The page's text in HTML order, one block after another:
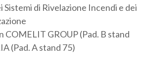
di Rivelazione Incendi e dei
COMELIT GROUP (Pad. B stand
(Pad. A stand 75)